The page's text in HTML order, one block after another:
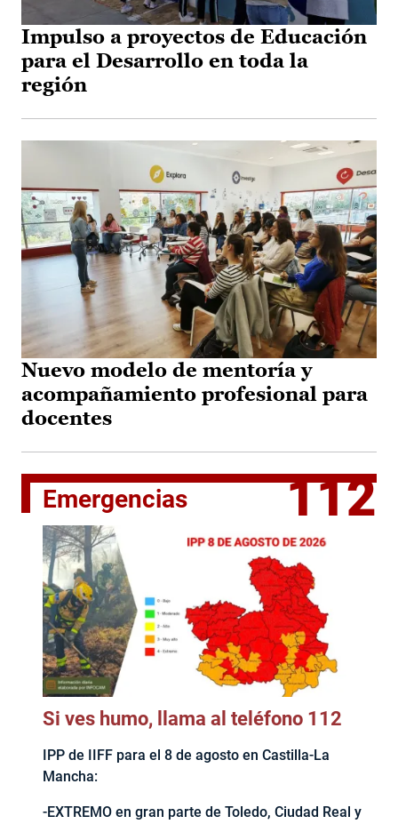
Impulso a proyectos de Educación
para el Desarrollo en toda la
región
Nuevo modelo de mentoría y
acompañamiento profesional para
docentes
Emergencias 112
Si ves humo, llama al teléfono 112
IPP de IIFF para el 8 de agosto en Castilla-La
Mancha:
-EXTREMO en gran parte de Toledo, Ciudad Real y